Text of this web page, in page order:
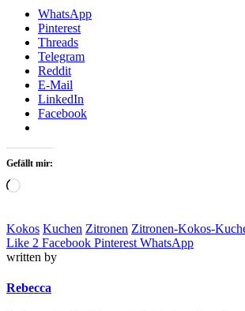
WhatsApp
Pinterest
Threads
Telegram
Reddit
E-Mail
LinkedIn
Facebook
Gefällt mir:
Loading…
Kokos Kuchen Zitronen Zitronen-Kokos-
Like 2 Facebook Pinterest WhatsApp
written by
Rebecca